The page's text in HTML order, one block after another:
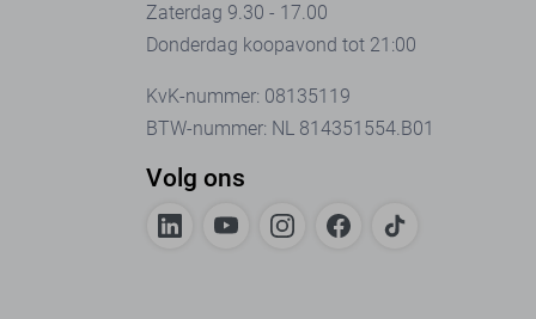
Zaterdag 9.30 - 17.00
Donderdag koopavond tot 21:00
KvK-nummer: 08135119
BTW-nummer: NL 814351554.B01
Volg ons